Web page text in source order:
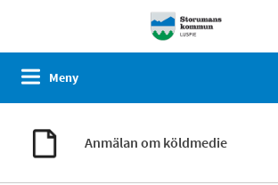
Meny
Anmälan om köldmedie